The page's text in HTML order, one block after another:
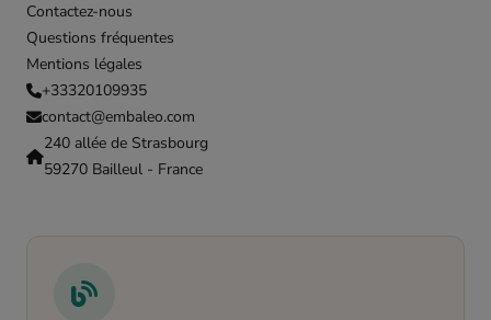
Contactez-nous
Questions fréquentes
Mentions légales
+33320109935
contact@embaleo.com
240 allée de Strasbourg
59270 Bailleul - France